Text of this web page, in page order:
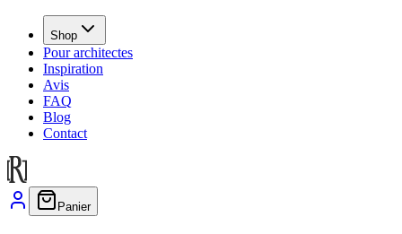
Shop
Pour architectes
Inspiration
Avis
FAQ
Blog
Contact
Panier